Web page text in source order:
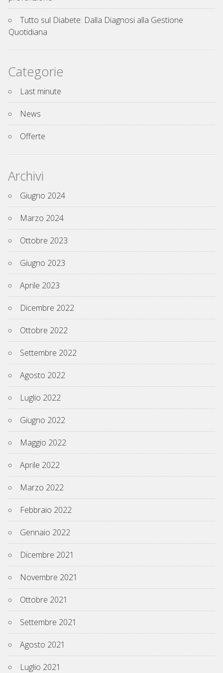
Tutto sul Diabete: Dalla Diagnosi alla Gestione
Quotidiana
Categorie
Last minute
News
Offerte
Archivi
Giugno 2024
Marzo 2024
Ottobre 2023
Giugno 2023
Aprile 2023
Dicembre 2022
Ottobre 2022
Settembre 2022
Agosto 2022
Luglio 2022
Giugno 2022
Maggio 2022
Aprile 2022
Marzo 2022
Febbraio 2022
Gennaio 2022
Dicembre 2021
Novembre 2021
Ottobre 2021
Settembre 2021
Agosto 2021
Luglio 2021